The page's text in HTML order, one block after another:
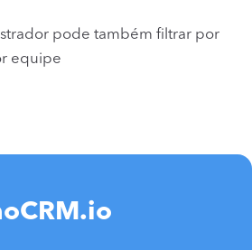
pode também filtrar por
equipe